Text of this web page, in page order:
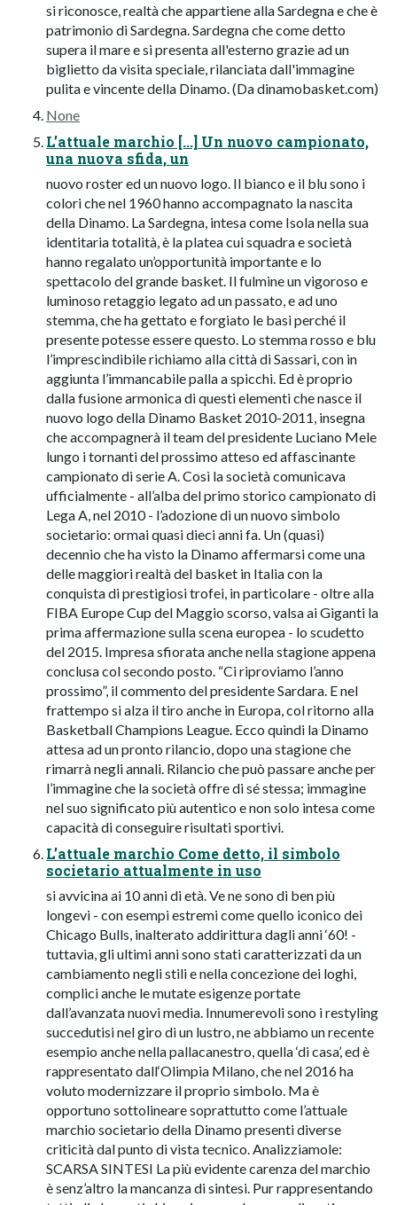
si riconosce, realtà che appartiene alla Sardegna e che è
patrimonio di Sardegna. Sardegna che come detto
supera il mare e si presenta all'esterno grazie ad un
biglietto da visita speciale, rilanciata dall'immagine
pulita e vincente della Dinamo. (Da dinamobasket.com)
None
L’attuale marchio [...] Un nuovo campionato,
una nuova sfida, un
nuovo roster ed un nuovo logo. Il bianco e il blu sono i
colori che nel 1960 hanno accompagnato la nascita
della Dinamo. La Sardegna, intesa come Isola nella sua
identitaria totalità, è la platea cui squadra e società
hanno regalato un’opportunità importante e lo
spettacolo del grande basket. Il fulmine un vigoroso e
luminoso retaggio legato ad un passato, e ad uno
stemma, che ha gettato e forgiato le basi perché il
presente potesse essere questo. Lo stemma rosso e blu
l’imprescindibile richiamo alla città di Sassari, con in
aggiunta l’immancabile palla a spicchi. Ed è proprio
dalla fusione armonica di questi elementi che nasce il
nuovo logo della Dinamo Basket 2010-2011, insegna
che accompagnerà il team del presidente Luciano Mele
lungo i tornanti del prossimo atteso ed affascinante
campionato di serie A. Così la società comunicava
ufficialmente - all’alba del primo storico campionato di
Lega A, nel 2010 - l’adozione di un nuovo simbolo
societario: ormai quasi dieci anni fa. Un (quasi)
decennio che ha visto la Dinamo affermarsi come una
delle maggiori realtà del basket in Italia con la
conquista di prestigiosi trofei, in particolare - oltre alla
FIBA Europe Cup del Maggio scorso, valsa ai Giganti la
prima affermazione sulla scena europea - lo scudetto
del 2015. Impresa sfiorata anche nella stagione appena
conclusa col secondo posto. “Ci riproviamo l’anno
prossimo”, il commento del presidente Sardara. E nel
frattempo si alza il tiro anche in Europa, col ritorno alla
Basketball Champions League. Ecco quindi la Dinamo
attesa ad un pronto rilancio, dopo una stagione che
rimarrà negli annali. Rilancio che può passare anche per
l’immagine che la società offre di sé stessa; immagine
nel suo significato più autentico e non solo intesa come
capacità di conseguire risultati sportivi.
L’attuale marchio Come detto, il simbolo
societario attualmente in uso
si avvicina ai 10 anni di età. Ve ne sono di ben più
longevi - con esempi estremi come quello iconico dei
Chicago Bulls, inalterato addirittura dagli anni ‘60! -
tuttavìa, gli ultimi anni sono stati caratterizzati da un
cambiamento negli stili e nella concezione dei loghi,
complici anche le mutate esigenze portate
dall’avanzata nuovi media. Innumerevoli sono i restyling
succedutisi nel giro di un lustro, ne abbiamo un recente
esempio anche nella pallacanestro, quella ‘di casa’, ed è
rappresentato dall‘Olimpia Milano, che nel 2016 ha
voluto modernizzare il proprio simbolo. Ma è
opportuno sottolineare soprattutto come l’attuale
marchio societario della Dinamo presenti diverse
criticità dal punto di vista tecnico. Analizziamole:
SCARSA SINTESI La più evidente carenza del marchio
è senz’altro la mancanza di sintesi. Pur rappresentando